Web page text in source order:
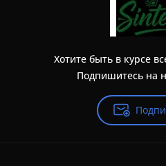
Хотите быть в курсе
Подпишитесь на